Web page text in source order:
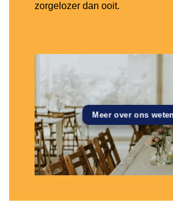
zorgelozer dan ooit.
Meer over ons